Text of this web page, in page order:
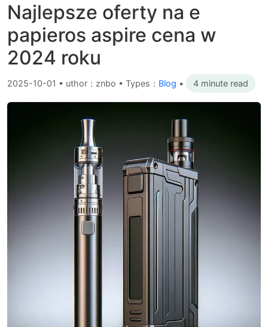
Najlepsze oferty na e
papieros aspire cena w
2024 roku
2025-10-01 • uthor：znbo • Types： Blog • 4 minute read